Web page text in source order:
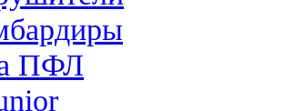
ПФЛ